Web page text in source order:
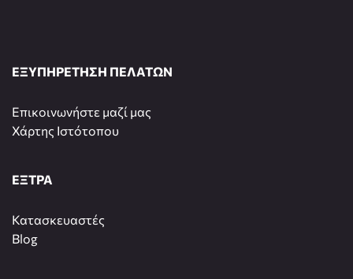
ΕΞΥΠΗΡΕΤΗΣΗ ΠΕΛΑΤΩΝ
Επικοινωνήστε μαζί μας
Χάρτης Ιστότοπου
ΕΞΤΡΑ
Κατασκευαστές
Blog